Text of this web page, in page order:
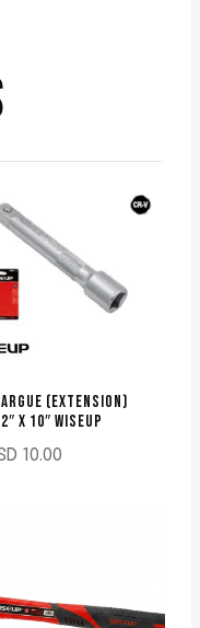
(EXTENSION)
X 10″ WISEUP
10.00